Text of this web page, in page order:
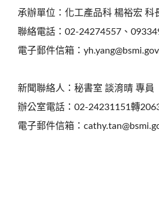
承辦單位：化工產品科 楊裕宏 科
聯絡電話：02-24274557、
電子郵件信箱：
新聞聯絡人：秘書室 談淯晴 專員
辦公室電話：02-24231151轉
電子郵件信箱：